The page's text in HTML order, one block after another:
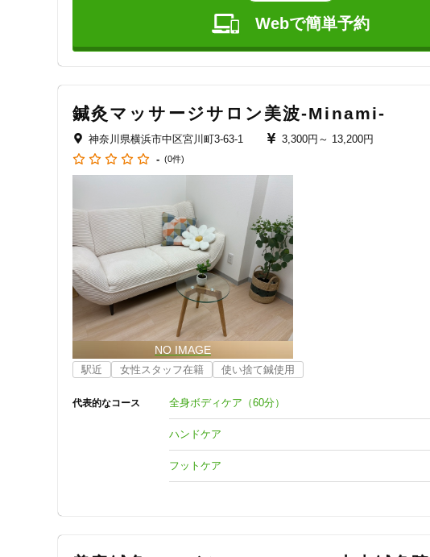
住所
Webで簡単予約
鍼灸マッサージサロン美波-Minami-
神奈川県横浜市中区宮川町3-63-1 3,300円～ 13,200円
- (0件)
駅近 女性スタッフ在籍 使い捨て鍼使用
代表的なコース 全身ボディケア（60分）
ハンドケア
フットケア